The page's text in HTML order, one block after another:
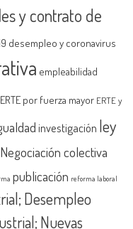
y contrato de
desempleo y coronavirus
empleabilidad
ERTE por fuerza mayor ERTE y
investigación ley
Negociación colectiva
publicación reforma laboral
Desempleo
Nuevas